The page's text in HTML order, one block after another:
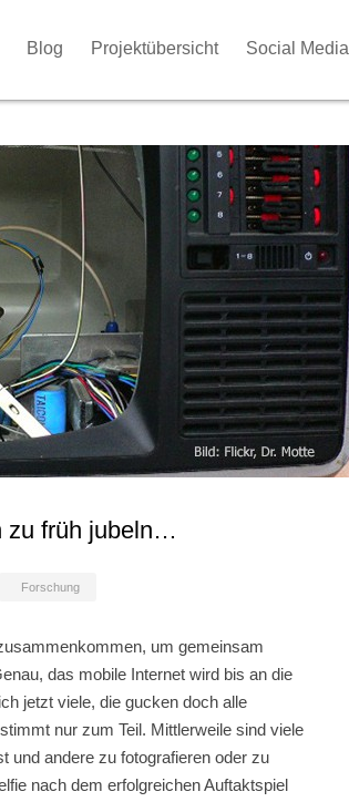
Blog Projektübersicht Social Media
zu früh jubeln…
Forschung
um gemeinsam
das mobile Internet wird bis an die
jetzt viele, die gucken doch alle
nur zum Teil. Mittlerweile sind viele
und andere zu fotografieren oder zu
nach dem erfolgreichen Auftaktspiel